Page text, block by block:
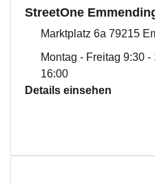
StreetOne
Marktplatz 6a 79215
Montag - Freitag 9:30
16:00
Details einsehen